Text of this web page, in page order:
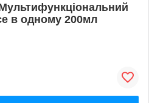
в одному 200мл